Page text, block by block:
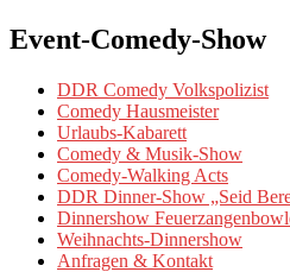
Event-Comedy-Show
DDR Comedy Volkspolizist
Comedy Hausmeister
Urlaubs-Kabarett
Comedy & Musik-Show
Comedy-Walking Acts
DDR Dinner-Show „Seid
Dinnershow
Weihnachts-Dinnershow
Anfragen & Kontakt